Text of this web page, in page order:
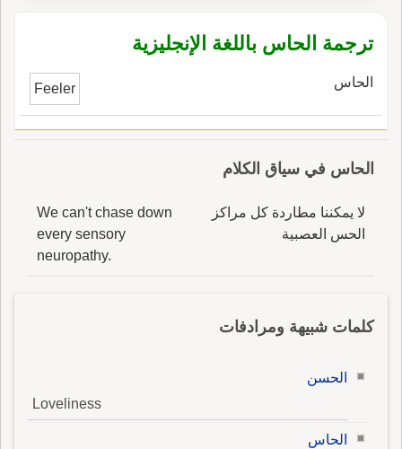
ترجمة الحاس باللغة الإنجليزية
الحاس Feeler
الحاس في سياق الكلام
لا يمكننا مطاردة كل مراكز
الحس العصبية
We can't chase down
every sensory
neuropathy.
كلمات شبيهة ومرادفات
الحسن
Loveliness
الحاس